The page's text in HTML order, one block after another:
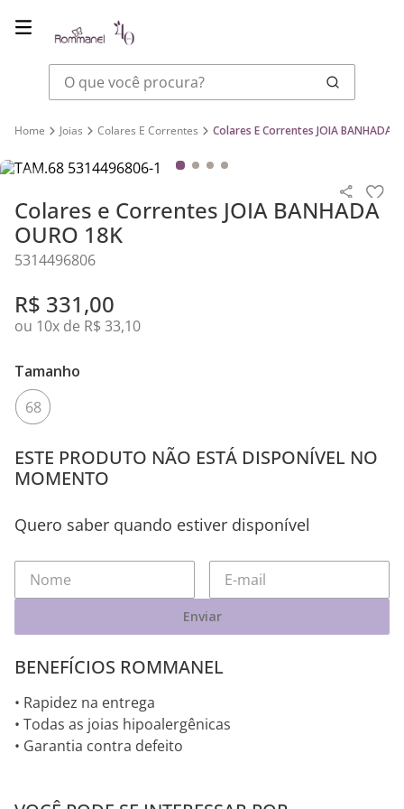
O que você procura?
Joias Colares E Correntes Colares E Correntes JOIA BANHADA
Colares e Correntes JOIA BANHADA
OURO 18K
5314496806
R$ 331,00
ou 10x de R$ 33,10
Tamanho
68
ESTE PRODUTO NÃO ESTÁ DISPONÍVEL NO
MOMENTO
Quero saber quando estiver disponível
Enviar
BENEFÍCIOS ROMMANEL
• Rapidez na entrega
• Todas as joias hipoalergênicas
• Garantia contra defeito